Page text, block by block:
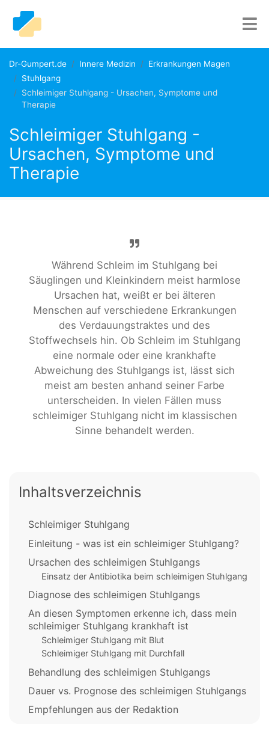
Dr-Gumpert.de Innere Medizin
Erkrankungen Magen
Stuhlgang
Schleimiger Stuhlgang - Ursachen, Symptome und
Therapie
Schleimiger Stuhlgang -
Ursachen, Symptome und
Therapie
Während Schleim im Stuhlgang bei
Säuglingen und Kleinkindern meist harmlose
Ursachen hat, weißt er bei älteren
Menschen auf verschiedene Erkrankungen
des Verdauungstraktes und des
Stoffwechsels hin. Ob Schleim im Stuhlgang
eine normale oder eine krankhafte
Abweichung des Stuhlgangs ist, lässt sich
meist am besten anhand seiner Farbe
unterscheiden. In vielen Fällen muss
schleimiger Stuhlgang nicht im klassischen
Sinne behandelt werden.
Inhaltsverzeichnis
Schleimiger Stuhlgang
Einleitung - was ist ein schleimiger Stuhlgang?
Ursachen des schleimigen Stuhlgangs
Einsatz der Antibiotika beim schleimigen Stuhlgang
Diagnose des schleimigen Stuhlgangs
An diesen Symptomen erkenne ich, dass mein
schleimiger Stuhlgang krankhaft ist
Schleimiger Stuhlgang mit Blut
Schleimiger Stuhlgang mit Durchfall
Behandlung des schleimigen Stuhlgangs
Dauer vs. Prognose des schleimigen Stuhlgangs
Empfehlungen aus der Redaktion